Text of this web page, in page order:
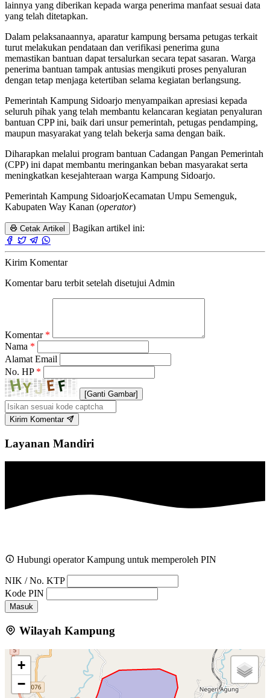
lainnya yang diberikan kepada warga penerima manfaat sesuai data
yang telah ditetapkan.
Dalam pelaksanaannya, aparatur kampung bersama petugas terkait
turut melakukan pendataan dan verifikasi penerima guna
memastikan bantuan dapat tersalurkan secara tepat sasaran. Warga
penerima bantuan tampak antusias mengikuti proses penyaluran
dengan tetap menjaga ketertiban selama kegiatan berlangsung.
Pemerintah Kampung Sidoarjo menyampaikan apresiasi kepada
seluruh pihak yang telah membantu kelancaran kegiatan penyaluran
bantuan CPP ini, baik dari unsur pemerintah, petugas pendamping,
maupun masyarakat yang telah bekerja sama dengan baik.
Diharapkan melalui program bantuan Cadangan Pangan Pemerintah
(CPP) ini dapat membantu meringankan beban masyarakat serta
meningkatkan kesejahteraan warga Kampung Sidoarjo.
Pemerintah Kampung SidoarjoKecamatan Umpu Semenguk,
Kabupaten Way Kanan (operator)
Cetak Artikel Bagikan artikel ini:
Kirim Komentar
Komentar baru terbit setelah disetujui Admin
Komentar *
Nama *
Alamat Email
No. HP *
[Ganti Gambar]
Kirim Komentar
Layanan Mandiri
Hubungi operator Kampung untuk memperoleh PIN
NIK / No. KTP
Kode PIN
Masuk
Wilayah Kampung
+
−